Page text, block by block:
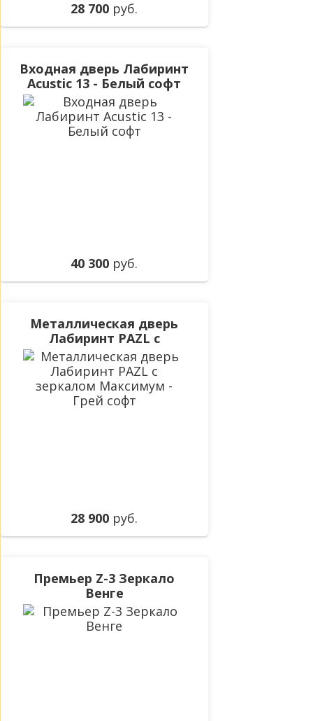
28 700 руб.
Входная дверь Лабиринт
Acustic 13 - Белый софт
40 300 руб.
Металлическая дверь
Лабиринт PAZL с
зеркалом Максимум -
Грей софт
28 900 руб.
Премьер Z-3 Зеркало
Венге